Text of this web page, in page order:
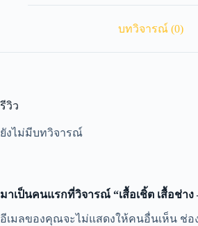
บทวิจารณ์ (0)
รีวิว
ยังไม่มีบทวิจารณ์
มาเป็นคนแรกที่วิจารณ์ “เสื้อเชิ้ต เสื้อช่าง
อีเมลของคุณจะไม่แสดงให้คนอื่นเห็น ช่อ
A